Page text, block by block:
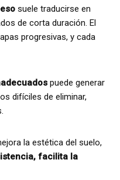
suele traducirse en
de corta duración. El
progresivas, y cada
puede generar
difíciles de eliminar,
la estética del suelo,
facilita la